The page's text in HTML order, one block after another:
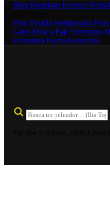
Blog Rankings Eventos
Peso Pesado Semipesado
Gallo Mosca Paja Femenino
Femenino Pluma Femenino